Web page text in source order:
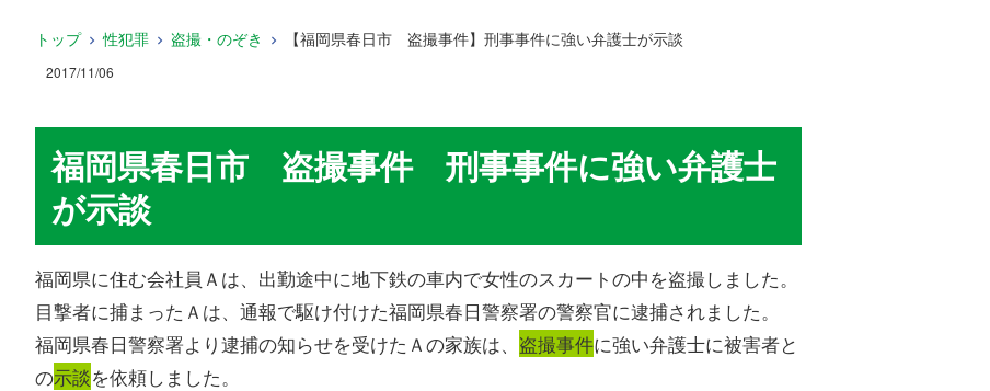
トップ 性犯罪 盗撮・のぞき 【福岡県春日市 盗撮事件】刑事事件に強い弁護士が示談
2017/11/06
福岡県春日市 盗撮事件 刑事事件に強い弁護士
が示談
福岡県に住む会社員Ａは、出勤途中に地下鉄の車内で女性のスカートの中を盗撮しました。
目撃者に捕まったＡは、通報で駆け付けた福岡県春日警察署の警察官に逮捕されました。
福岡県春日警察署より逮捕の知らせを受けたＡの家族は、 盗撮事件に強い弁護士に被害者と
の示談を依頼しました。